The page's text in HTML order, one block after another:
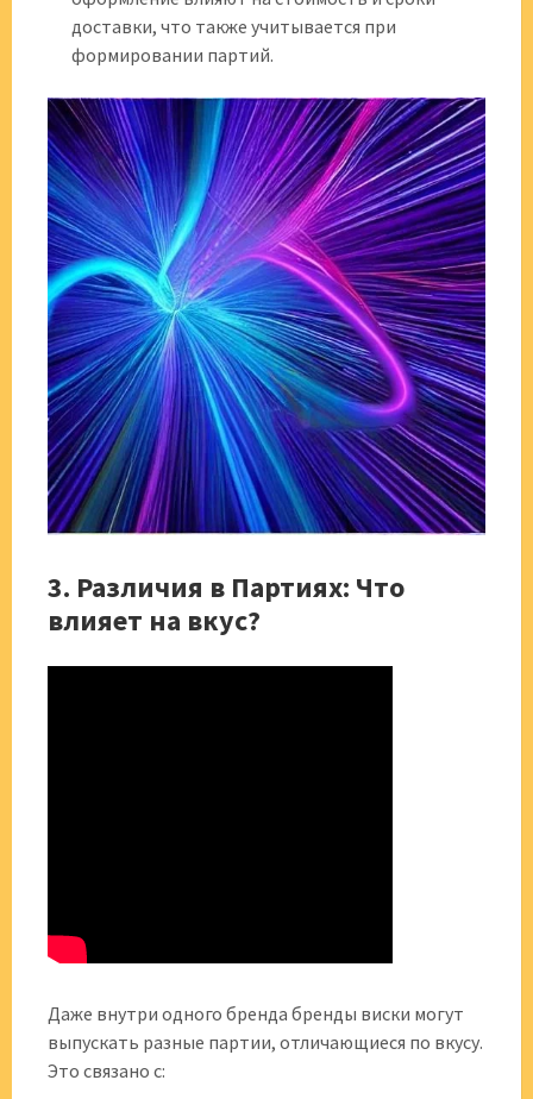
доставки, что также учитывается при
формировании партий.
3. Различия в Партиях: Что
влияет на вкус?
Даже внутри одного бренда бренды виски могут
выпускать разные партии, отличающиеся по вкусу.
Это связано с: